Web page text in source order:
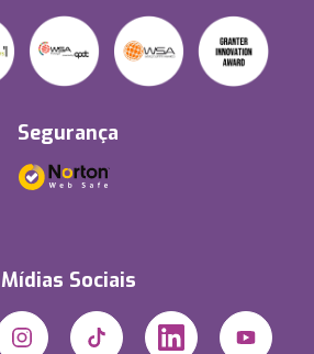
Segurança
Mídias Sociais